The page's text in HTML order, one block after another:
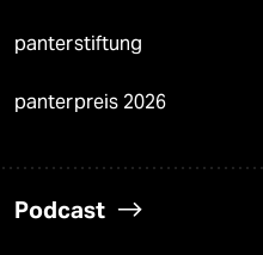
panterstiftung
panterpreis 2026
Podcast